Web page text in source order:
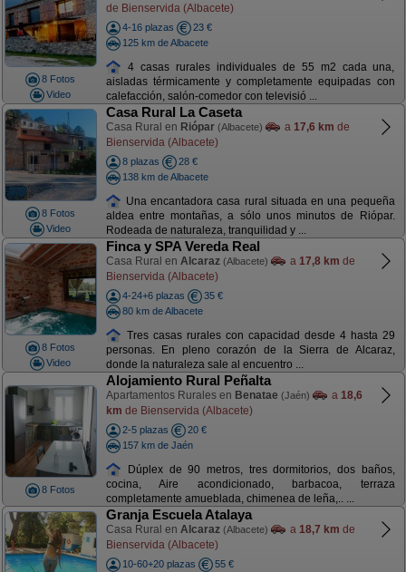
8 Fotos
Video
de Bienservida (Albacete)
4-16 plazas
23 €
125 km de Albacete
4 casas rurales individuales de 55 m2 cada una,
aisladas térmicamente y completamente equipadas con
calefacción, salón-comedor con televisió ...
8 Fotos
Video
Casa Rural La Caseta
Casa Rural en Riópar (Albacete) a 17,6 km de
Bienservida (Albacete)
8 plazas
28 €
138 km de Albacete
Una encantadora casa rural situada en una pequeña
aldea entre montañas, a sólo unos minutos de Riópar.
Rodeada de naturaleza, tranquilidad y ...
8 Fotos
Video
Finca y SPA Vereda Real
Casa Rural en Alcaraz (Albacete) a 17,8 km de
Bienservida (Albacete)
4-24+6 plazas
35 €
80 km de Albacete
Tres casas rurales con capacidad desde 4 hasta 29
personas. En pleno corazón de la Sierra de Alcaraz,
donde la naturaleza sale al encuentro ...
8 Fotos
Alojamiento Rural Peñalta
Apartamentos Rurales en Benatae (Jaén) a 18,6
km de Bienservida (Albacete)
2-5 plazas
20 €
157 km de Jaén
Dúplex de 90 metros, tres dormitorios, dos baños,
cocina, Aire acondicionado, barbacoa, terraza
completamente amueblada, chimenea de leña,.. ...
Granja Escuela Atalaya
Casa Rural en Alcaraz (Albacete) a 18,7 km de
Bienservida (Albacete)
10-60+20 plazas
55 €